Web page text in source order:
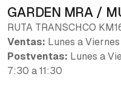
GARDEN MRA /
RUTA TRANSCHCO
Ventas: Lunes a
Postventas: Lunes a
7:30 a 11:30